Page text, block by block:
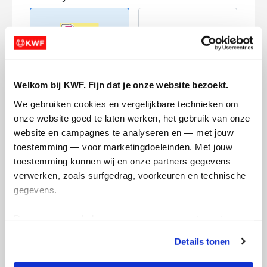
Welkom bij KWF. Fijn dat je onze website bezoekt.
We gebruiken cookies en vergelijkbare technieken om
onze website goed te laten werken, het gebruik van onze
website en campagnes te analyseren en — met jouw
toestemming — voor marketingdoeleinden. Met jouw
toestemming kunnen wij en onze partners gegevens
verwerken, zoals surfgedrag, voorkeuren en technische
gegevens.
tonen. Je kunt je toestemming op elk moment wijzigen of
intrekken via Cookie instellingen onderaan de pagina. De
Details tonen
Creditcard
Referentie
Ik wil bijdragen aan de transactiekosten
Doneer nu